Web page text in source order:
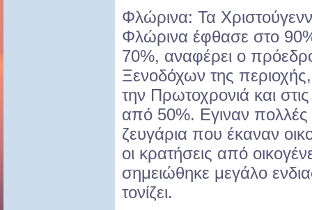
Φλώρινα: Τα
Φλώρινα έφθασε στο
70%, αναφέρει ο
Ξενοδόχων της
την Πρωτοχρονιά και
από 50%. Εγιναν
ζευγάρια που έκαναν
οι κρατήσεις από
σημειώθηκε μεγάλο
τονίζει.